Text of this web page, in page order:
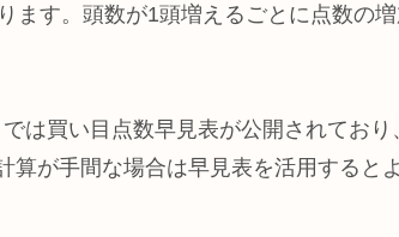
ます。頭数が1頭増えるごとに点数の
は買い目点数早見表が公開されてお
算が手間な場合は早見表を活用すると